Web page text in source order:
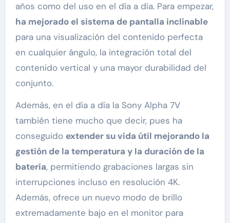
años como del uso en el día a día. Para empezar,
ha mejorado el sistema de pantalla inclinable
para una visualización del contenido perfecta
en cualquier ángulo, la integración total del
contenido vertical y una mayor durabilidad del
conjunto.
Además, en el día a día la Sony Alpha 7V
también tiene mucho que decir, pues ha
conseguido extender su vida útil mejorando la
gestión de la temperatura y la duración de la
batería, permitiendo grabaciones largas sin
interrupciones incluso en resolución 4K.
Además, ofrece un nuevo modo de brillo
extremadamente bajo en el monitor para